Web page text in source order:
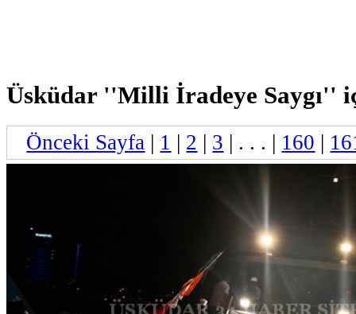
Üsküdar ''Milli İradeye Saygı''
Önceki Sayfa | 1 | 2 | 3 | . . . | 160 |